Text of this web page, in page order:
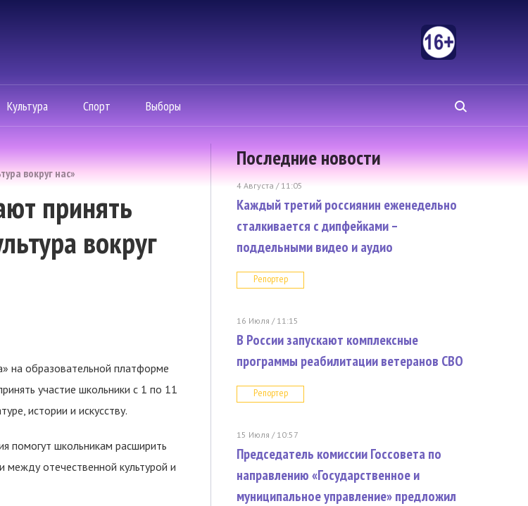
Культура Спорт Выборы
вокруг нас»
принять
вокруг
на образовательной платформе
участие школьники с 1 по 11
истории и искусству.
помогут школьникам расширить
между отечественной культурой и
Последние новости
4 Августа / 11:05
Каждый третий россиянин еженедельно
сталкивается с дипфейками –
поддельными видео и аудио
Репортер
16 Июля / 11:15
В России запускают комплексные
программы реабилитации ветеранов СВО
Репортер
15 Июля / 10:57
Председатель комиссии Госсовета по
направлению «Государственное и
муниципальное управление» предложил